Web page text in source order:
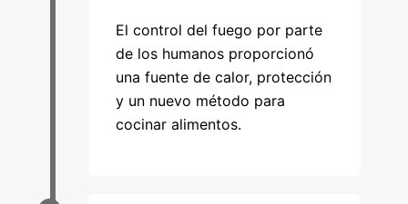
El control del fuego por parte
de los humanos proporcionó
una fuente de calor, protección
y un nuevo método para
cocinar alimentos.